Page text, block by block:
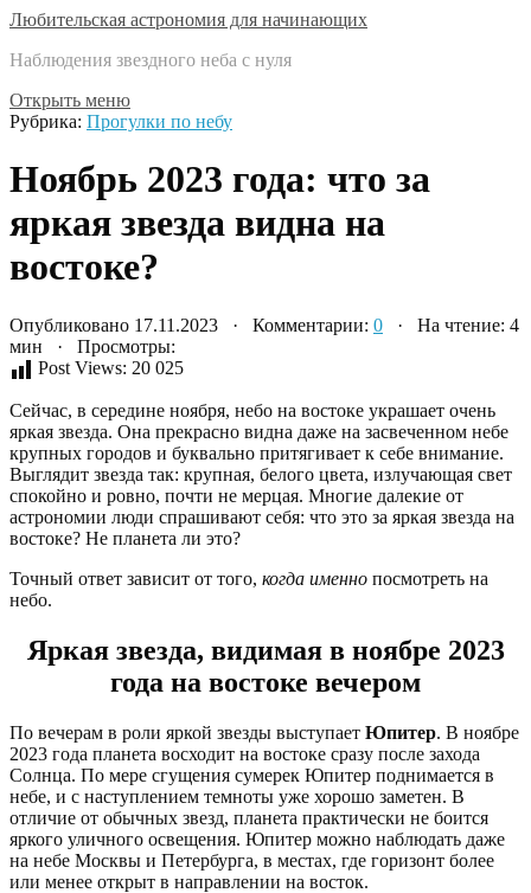
Любительская астрономия для начинающих
Наблюдения звездного неба с нуля
Открыть меню
Рубрика: Прогулки по небу
Ноябрь 2023 года: что за
яркая звезда видна на
востоке?
Опубликовано 17.11.2023 · Комментарии: 0 · На чтение: 4
мин · Просмотры:
Post Views: 20 025
Сейчас, в середине ноября, небо на востоке украшает очень
яркая звезда. Она прекрасно видна даже на засвеченном небе
крупных городов и буквально притягивает к себе внимание.
Выглядит звезда так: крупная, белого цвета, излучающая свет
спокойно и ровно, почти не мерцая. Многие далекие от
астрономии люди спрашивают себя: что это за яркая звезда на
востоке? Не планета ли это?
Точный ответ зависит от того, когда именно посмотреть на
небо.
Яркая звезда, видимая в ноябре 2023
года на востоке вечером
По вечерам в роли яркой звезды выступает Юпитер. В ноябре
2023 года планета восходит на востоке сразу после захода
Солнца. По мере сгущения сумерек Юпитер поднимается в
небе, и с наступлением темноты уже хорошо заметен. В
отличие от обычных звезд, планета практически не боится
яркого уличного освещения. Юпитер можно наблюдать даже
на небе Москвы и Петербурга, в местах, где горизонт более
или менее открыт в направлении на восток.